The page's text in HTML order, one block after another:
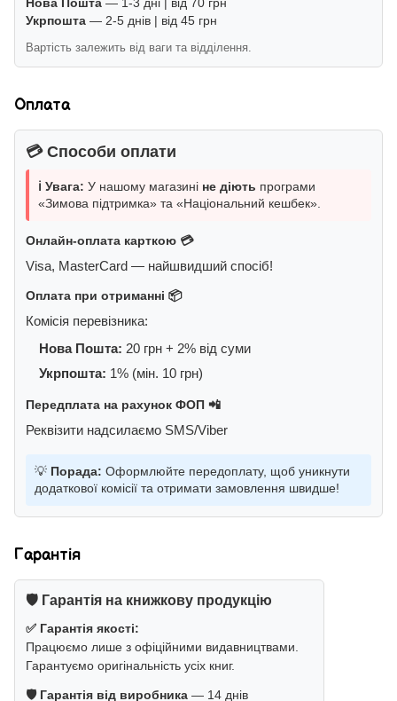
Укрпошта — 2-5 днів | від 45 грн
Вартість залежить від ваги та відділення.
Оплата
💳 Способи оплати
ℹ️ Увага: У нашому магазині не діють програми
«Зимова підтримка» та «Національний кешбек».
Онлайн-оплата карткою 💳
Visa, MasterCard — найшвидший спосіб!
Оплата при отриманні 📦
Комісія перевізника:
Нова Пошта: 20 грн + 2% від суми
Укрпошта: 1% (мін. 10 грн)
Передплата на рахунок ФОП 📲
Реквізити надсилаємо SMS/Viber
💡 Порада: Оформлюйте передоплату, щоб уникнути
додаткової комісії та отримати замовлення швидше!
Гарантія
🛡️ Гарантія на книжкову продукцію
✅ Гарантія якості:
Працюємо лише з офіційними видавництвами.
Гарантуємо оригінальність усіх книг.
🛡️ Гарантія від виробника — 14 днів